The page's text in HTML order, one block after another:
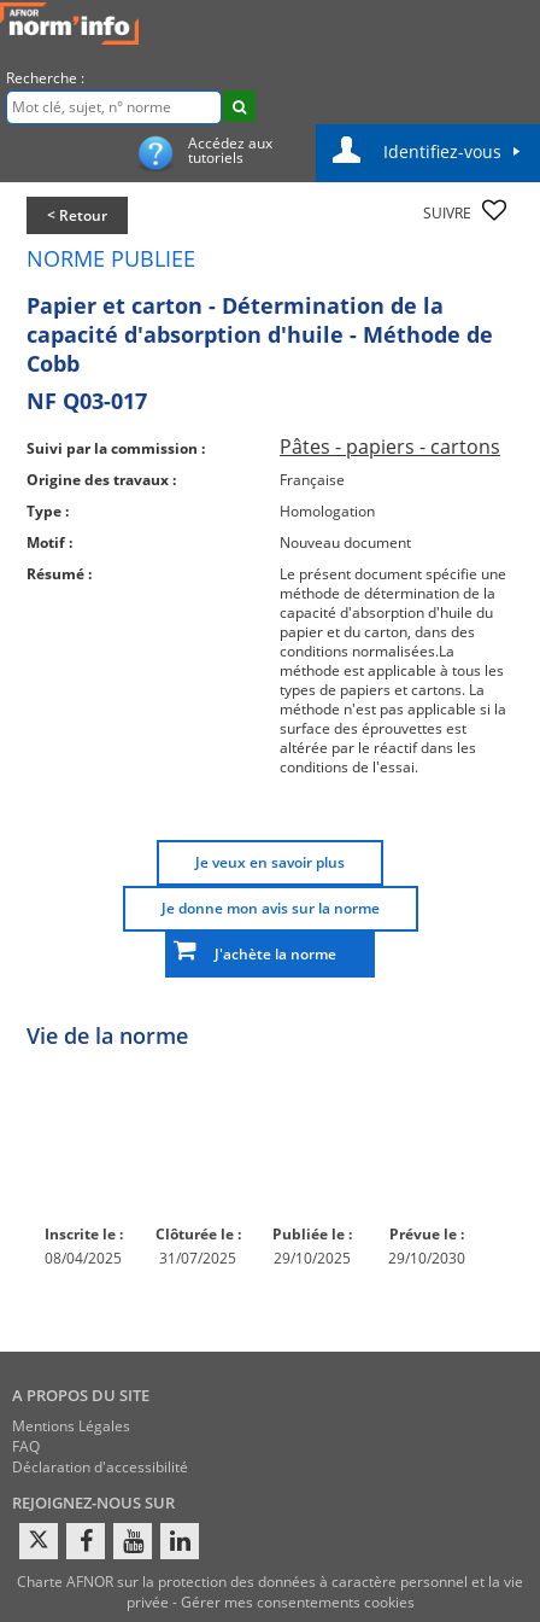
Recherche :
Accédez aux
tutoriels Identifiez-vous
< Retour SUIVRE
NORME PUBLIEE
Papier et carton - Détermination de la
capacité d'absorption d'huile - Méthode de
Cobb
NF Q03-017
Suivi par la commission : Pâtes - papiers - cartons
Origine des travaux :
Française
Type :
Homologation
Motif :
Nouveau document
Résumé :
Le présent document spécifie une
méthode de détermination de la
capacité d'absorption d'huile du
papier et du carton, dans des
conditions normalisées.La
méthode est applicable à tous les
types de papiers et cartons. La
méthode n'est pas applicable si la
surface des éprouvettes est
altérée par le réactif dans les
conditions de l'essai.
Je veux en savoir plus
Je donne mon avis sur la norme
J'achète la norme
Vie de la norme
Inscrite le :
08/04/2025
Clôturée le :
31/07/2025
Publiée le :
29/10/2025
Prévue le :
29/10/2030
A PROPOS DU SITE
Mentions Légales
FAQ
Déclaration d'accessibilité
REJOIGNEZ-NOUS SUR
Charte AFNOR sur la protection des données à caractère personnel et la vie
privée -Gérer mes consentements cookies